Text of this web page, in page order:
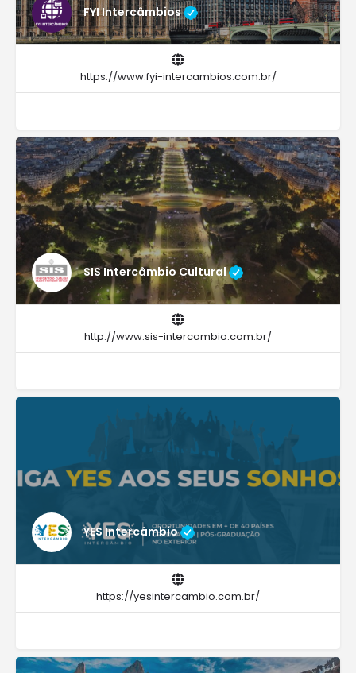
FYI Intercâmbios
https://www.fyi-intercambios.com.br/
SIS Intercâmbio Cultural
http://www.sis-intercambio.com.br/
YES Intercâmbio
https://yesintercambio.com.br/